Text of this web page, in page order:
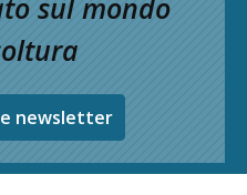
sul mondo
newsletter